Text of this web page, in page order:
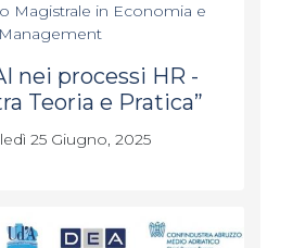
Magistrale in Economia e
Management
nei processi HR -
Teoria e Pratica”
25 Giugno, 2025